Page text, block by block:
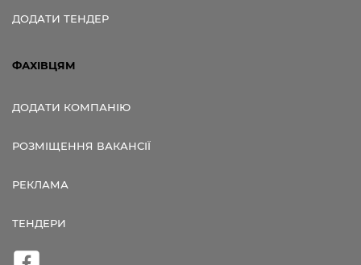
ДОДАТИ ТЕНДЕР
ФАХІВЦЯМ
ДОДАТИ КОМПАНІЮ
РОЗМІЩЕННЯ ВАКАНСІЇ
РЕКЛАМА
ТЕНДЕРИ